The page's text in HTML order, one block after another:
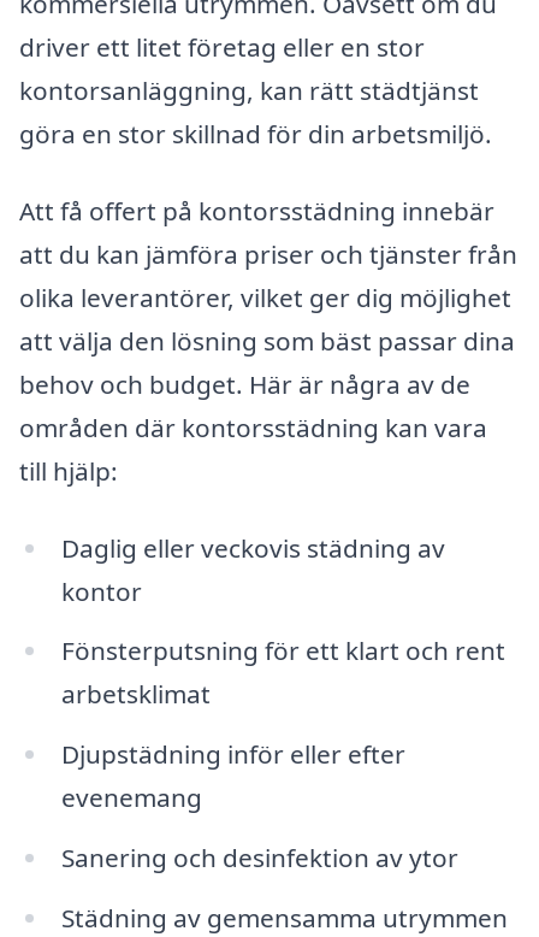
driver ett litet företag eller en stor
kontorsanläggning, kan rätt städtjänst
göra en stor skillnad för din arbetsmiljö.
Att få offert på kontorsstädning innebär
att du kan jämföra priser och tjänster från
olika leverantörer, vilket ger dig möjlighet
att välja den lösning som bäst passar dina
behov och budget. Här är några av de
områden där kontorsstädning kan vara
till hjälp:
Daglig eller veckovis städning av
kontor
Fönsterputsning för ett klart och rent
arbetsklimat
Djupstädning inför eller efter
evenemang
Sanering och desinfektion av ytor
Städning av gemensamma utrymmen